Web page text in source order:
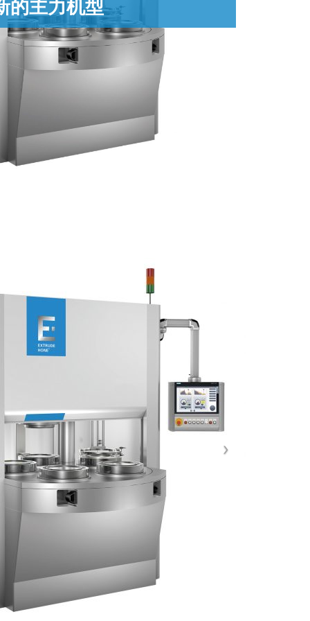
的主力机型
与众不同。工作区域与电源模块完全隔离，服务的简
术，例如使用质量流量控制可以实现精确的气体混
可以低到2Bar，来加工塑料。